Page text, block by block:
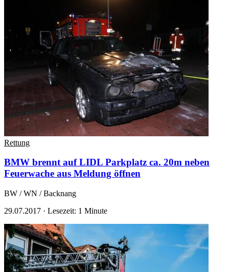
Rettung
BMW brennt auf LIDL Parkplatz ca. 20m neben
Feuerwache aus Meldung öffnen
BW / WN / Backnang
29.07.2017 · Lesezeit: 1 Minute